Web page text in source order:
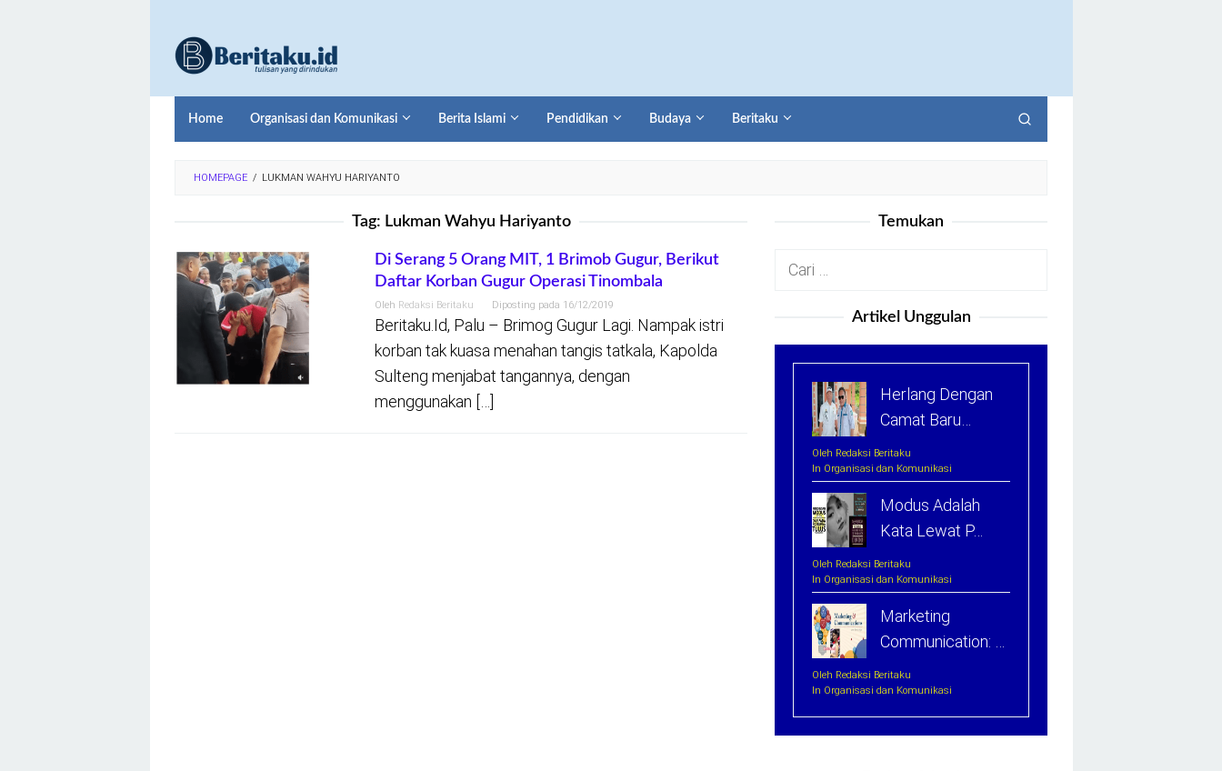
konten
Home Organisasi dan Komunikasi Berita Islami Pendidikan Budaya Beritaku
HOMEPAGE / LUKMAN WAHYU HARIYANTO
Tag: Lukman Wahyu Hariyanto
Di Serang 5 Orang MIT, 1 Brimob Gugur, Berikut
Daftar Korban Gugur Operasi Tinombala
Oleh Redaksi Beritaku Diposting pada 16/12/2019
Beritaku.Id, Palu – Brimog Gugur Lagi. Nampak istri
korban tak kuasa menahan tangis tatkala, Kapolda
Sulteng menjabat tangannya, dengan
menggunakan […]
Temukan
Cari
Artikel Unggulan
Herlang Dengan
Camat Baru…
Oleh Redaksi Beritaku
In Organisasi dan Komunikasi
Modus Adalah
Kata Lewat P…
Oleh Redaksi Beritaku
In Organisasi dan Komunikasi
Marketing
Communication: …
Oleh Redaksi Beritaku
In Organisasi dan Komunikasi